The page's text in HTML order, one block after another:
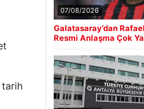
tarih
Galatasaray’dan Rafael
Resmi Anlaşma Çok
06/08/2026